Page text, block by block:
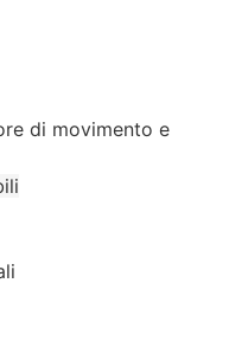
di movimento e